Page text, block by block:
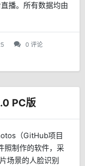
播。所有数据均由
频版权归原平台所
哩/虎牙/斗鱼/快
0 评论
PC版
（GitHub项目
照制作的软件，采
场景的人脸识别